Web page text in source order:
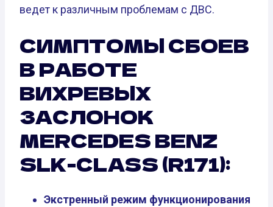
ведет к различным проблемам с ДВС.
СИМПТОМЫ СБОЕВ
В РАБОТЕ
ВИХРЕВЫХ
ЗАСЛОНОК
MERCEDES BENZ
SLK-CLASS (R171):
Экстренный режим функционирования